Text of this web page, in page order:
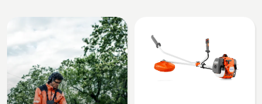
produsele